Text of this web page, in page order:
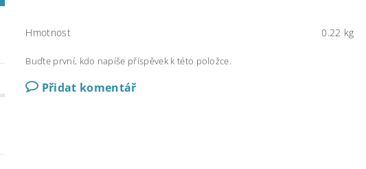
Hmotnost 0.22 kg
Buďte první, kdo napíše příspěvek k této položce.
Přidat komentář